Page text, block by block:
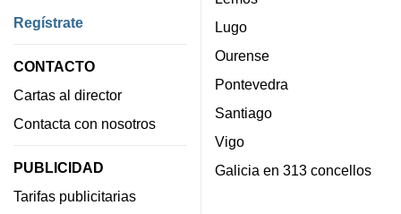
Regístrate
CONTACTO
Cartas al director
Contacta con nosotros
PUBLICIDAD
Tarifas publicitarias
Lugo
Ourense
Pontevedra
Santiago
Vigo
Galicia en 313 concellos